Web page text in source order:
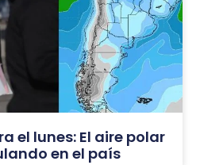
el lunes: El aire polar
en el país